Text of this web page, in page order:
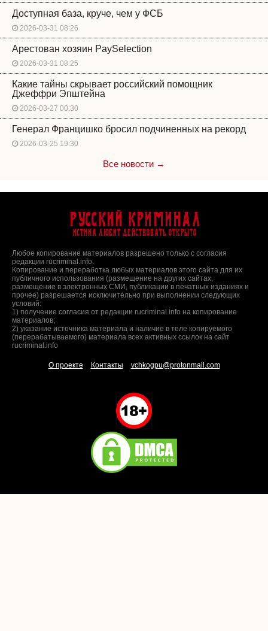
Доступная база, круче, чем у ФСБ
2026-03-31 08:26
Арестован хозяин PaySelection
2026-03-31 08:25
Какие тайны скрывает российский помощник
Джеффри Эпштейна
2026-03-27 00:30
Генерал Францишко бросил подчиненных на рекорд
2026-03-25 19:30
Все новости →
Русский Криминал
Истина любит действовать открыто
Любое копирование материалов разрешено только с согласия
редакции rucriminal.info.
Копирование и переработка любых материалов этого сайта для их
публичного использования (размещение на других сайтах,
размещение в электронных СМИ, публикации в печатных изданиях и
прочее) разрешается исключительно при выполнении следующих
условий:
1) получение согласия от редакции rucriminal.info на копирование
материалов;
2) указание источника материала и наличие в теле копируемого
(перерабатываемого) материала всех активных ссылок на сайт
rucriminal.info
О проекте Контакты vchkogpu@protonmail.com